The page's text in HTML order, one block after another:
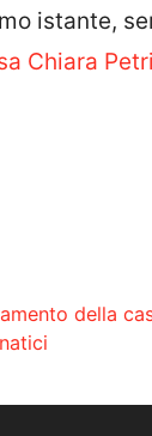
istante,
Chiara
della